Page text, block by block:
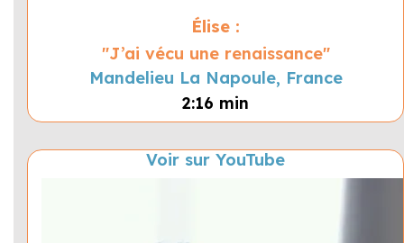
Élise :
"J’ai vécu une renaissance"
Mandelieu La Napoule, France
2:16 min
Voir sur YouTube